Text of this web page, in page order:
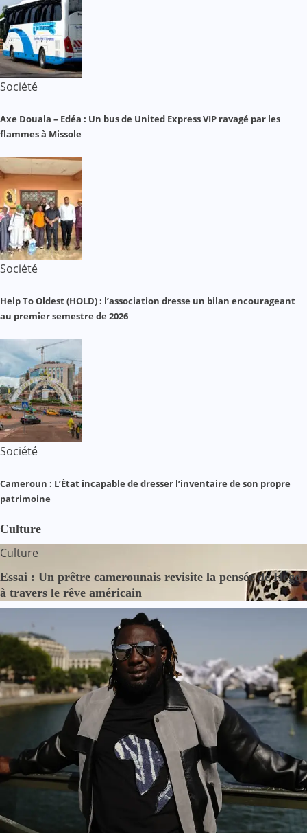
Société
Axe Douala – Edéa : Un bus de United Express VIP ravagé par les
flammes à Missole
Société
Help To Oldest (HOLD) : l’association dresse un bilan encourageant
au premier semestre de 2026
Société
Cameroun : L’État incapable de dresser l’inventaire de son propre
patrimoine
Culture
Culture
Essai : Un prêtre camerounais revisite la pensée de Hegel
à travers le rêve américain